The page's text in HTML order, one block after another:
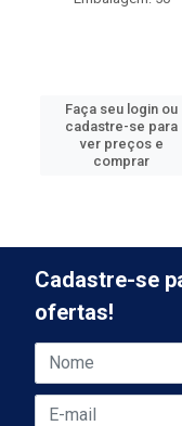
Faça seu login ou
cadastre-se para
ver preços e
comprar
Cadastre-se
ofertas!